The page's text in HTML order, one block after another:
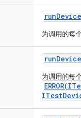
runDevice
为调用的每
runDevice
为调用的每